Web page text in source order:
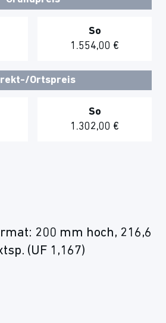
So
1.554,00 €
Ortspreis
So
1.302,00 €
200 mm hoch, 216,6
(UF 1,167)